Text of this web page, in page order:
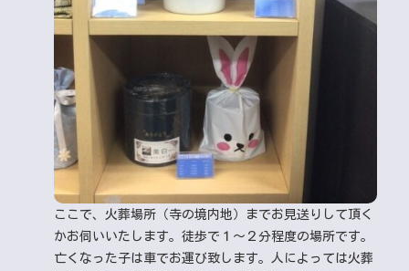
ここで、火葬場所（寺の境内地）までお見送りして頂く
かお伺いいたします。徒歩で１～２分程度の場所です。
亡くなった子は車でお運び致します。人によっては火葬